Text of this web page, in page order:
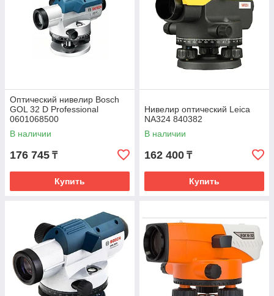
Оптический нивелир Bosch
GOL 32 D Professional
0601068500
В наличии
176 745 ₸
Купить
Нивелир оптический Leica
NA324 840382
В наличии
162 400 ₸
Купить